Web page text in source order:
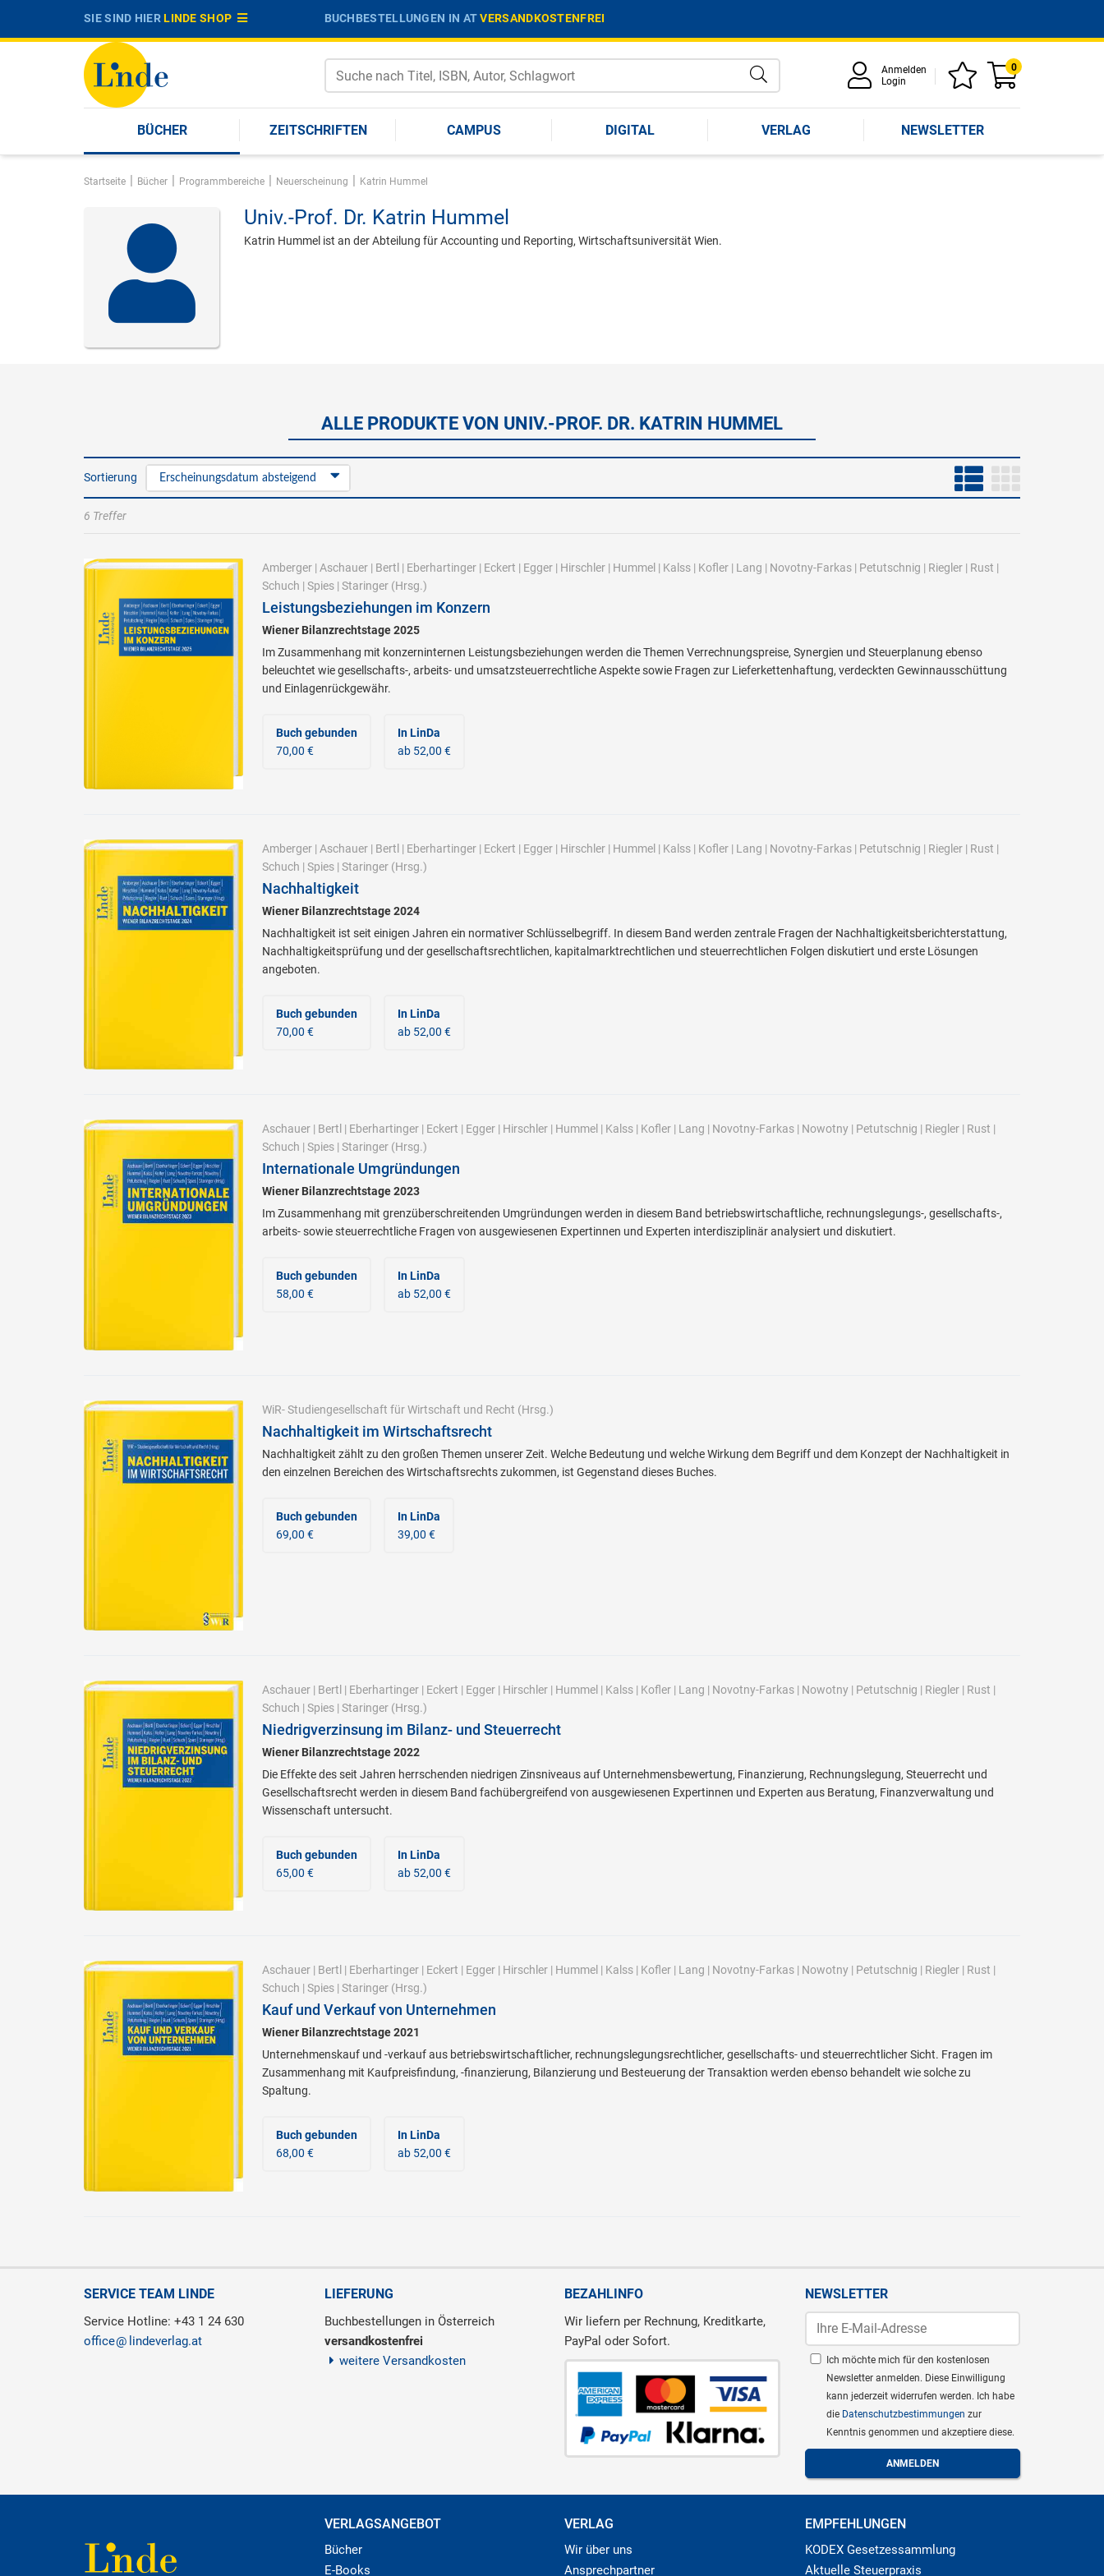
SIE SIND HIERLINDE SHOP BUCHBESTELLUNGEN IN ATVERSANDKOSTENFREI
Anmelden
Login
0
BÜCHER ZEITSCHRIFTEN CAMPUS DIGITAL VERLAG NEWSLETTER
Startseite | Bücher | Programmbereiche | Neuerscheinung | Katrin Hummel
Univ.-Prof. Dr. Katrin Hummel
Katrin Hummel ist an der Abteilung für Accounting und Reporting, Wirtschaftsuniversität Wien.
ALLE PRODUKTE VON UNIV.-PROF. DR. KATRIN HUMMEL
Sortierung Erscheinungsdatum absteigend
6 Treffer
Amberger| Aschauer| Bertl | Eberhartinger| Eckert | Egger| Hirschler| Hummel | Kalss| Kofler| Lang | Novotny-Farkas| Petutschnig | Riegler| Rust |
Schuch | Spies| Staringer(Hrsg.)
Leistungsbeziehungen im Konzern
Wiener Bilanzrechtstage 2025
Im Zusammenhang mit konzerninternen Leistungsbeziehungen werden die Themen Verrechnungspreise, Synergien und Steuerplanung ebenso
beleuchtet wie gesellschafts-, arbeits- und umsatzsteuerrechtliche Aspekte sowie Fragen zur Lieferkettenhaftung, verdeckten Gewinnausschüttung
und Einlagenrückgewähr.
Buch gebunden
70,00 €
In LinDa
ab 52,00 €
Amberger| Aschauer| Bertl | Eberhartinger| Eckert | Egger| Hirschler| Hummel | Kalss| Kofler| Lang | Novotny-Farkas| Petutschnig | Riegler| Rust |
Schuch | Spies| Staringer(Hrsg.)
Nachhaltigkeit
Wiener Bilanzrechtstage 2024
Nachhaltigkeit ist seit einigen Jahren ein normativer Schlüsselbegriff. In diesem Band werden zentrale Fragen der Nachhaltigkeitsberichterstattung,
Nachhaltigkeitsprüfung und der gesellschaftsrechtlichen, kapitalmarktrechtlichen und steuerrechtlichen Folgen diskutiert und erste Lösungen
angeboten.
Buch gebunden
70,00 €
In LinDa
ab 52,00 €
Aschauer| Bertl | Eberhartinger| Eckert | Egger| Hirschler| Hummel | Kalss| Kofler| Lang | Novotny-Farkas| Nowotny| Petutschnig | Riegler| Rust |
Schuch | Spies| Staringer(Hrsg.)
Internationale Umgründungen
Wiener Bilanzrechtstage 2023
Im Zusammenhang mit grenzüberschreitenden Umgründungen werden in diesem Band betriebswirtschaftliche, rechnungslegungs-, gesellschafts-,
arbeits- sowie steuerrechtliche Fragen von ausgewiesenen Expertinnen und Experten interdisziplinär analysiert und diskutiert.
Buch gebunden
58,00 €
In LinDa
ab 52,00 €
WiR- Studiengesellschaft für Wirtschaft und Recht (Hrsg.)
Nachhaltigkeit im Wirtschaftsrecht
Nachhaltigkeit zählt zu den großen Themen unserer Zeit. Welche Bedeutung und welche Wirkung dem Begriff und dem Konzept der Nachhaltigkeit in
den einzelnen Bereichen des Wirtschaftsrechts zukommen, ist Gegenstand dieses Buches.
Buch gebunden
69,00 €
In LinDa
39,00 €
Aschauer| Bertl | Eberhartinger| Eckert | Egger| Hirschler| Hummel | Kalss| Kofler| Lang | Novotny-Farkas| Nowotny| Petutschnig | Riegler| Rust |
Schuch | Spies| Staringer(Hrsg.)
Niedrigverzinsung im Bilanz- und Steuerrecht
Wiener Bilanzrechtstage 2022
Die Effekte des seit Jahren herrschenden niedrigen Zinsniveaus auf Unternehmensbewertung, Finanzierung, Rechnungslegung, Steuerrecht und
Gesellschaftsrecht werden in diesem Band fachübergreifend von ausgewiesenen Expertinnen und Experten aus Beratung, Finanzverwaltung und
Wissenschaft untersucht.
Buch gebunden
65,00 €
In LinDa
ab 52,00 €
Aschauer| Bertl | Eberhartinger| Eckert | Egger| Hirschler| Hummel | Kalss| Kofler| Lang | Novotny-Farkas| Nowotny| Petutschnig | Riegler| Rust |
Schuch | Spies| Staringer(Hrsg.)
Kauf und Verkauf von Unternehmen
Wiener Bilanzrechtstage 2021
Unternehmenskauf und -verkauf aus betriebswirtschaftlicher, rechnungslegungsrechtlicher, gesellschafts- und steuerrechtlicher Sicht. Fragen im
Zusammenhang mit Kaufpreisfindung, -finanzierung, Bilanzierung und Besteuerung der Transaktion werden ebenso behandelt wie solche zu
Spaltung.
Buch gebunden
68,00 €
In LinDa
ab 52,00 €
SERVICE TEAM LINDE
Service Hotline: +43 1 24 630
office
lindeverlag.at
LIEFERUNG
Buchbestellungen in Österreich
versandkostenfrei
weitere Versandkosten
BEZAHLINFO
Wir liefern per Rechnung, Kreditkarte,
PayPal oder Sofort.
NEWSLETTER
Ich möchte mich für den kostenlosen
Newsletter anmelden. Diese Einwilligung
kann jederzeit widerrufen werden. Ich habe
die Datenschutzbestimmungen zur
Kenntnis genommen und akzeptiere diese.
VERLAGSANGEBOT
Bücher
E-Books
VERLAG
Wir über uns
Ansprechpartner
EMPFEHLUNGEN
KODEX Gesetzessammlung
Aktuelle Steuerpraxis